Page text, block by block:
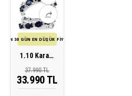
SON 30 GÜN EN DÜŞÜK FİYATI
1.10 Karat Pırlanta Safir Yüzük
37.990 TL
33.990 TL